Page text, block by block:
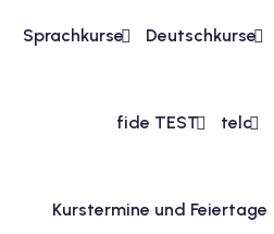
Sprachkurse Deutschkurse
fide TEST telc
Kurstermine und Feiertage